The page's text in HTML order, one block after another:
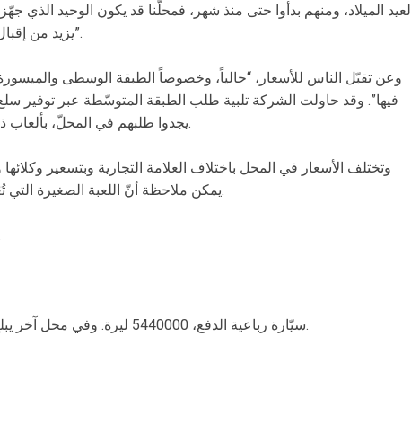
لعيد الميلاد، ومنهم بدأوا حتى منذ شهر، فمحلّنا قد يكون الوحيد الذي
يزيد من إقبال الزبائن، بينما محالّ أخرى لم تجهّز للعيد”.
وعن تقبّل الناس للأسعار، “حالياً، وخصوصاً الطبقة الوسطى
فيها”. وقد حاولت الشركة تلبية طلب الطبقة المتوسّطة عبر توفير
يجدوا طلبهم في المحلّ، بألعاب ذات نوعية جيدة ودون استيراد التقليد منها.
وتختلف الأسعار في المحل باختلاف العلامة التجارية وبتسعير
يمكن ملاحظة أنّ اللعبة الصغيرة التي تُعَدّ كتذكار، لا يقلّ ثمنها عن 200 ألف ليرة.
سيّارة رباعية الدفع، 5440000 ليرة. وفي محل آخر يبلغ سعر لعبة السيارة للأولاد 8 ملايين ليرة.